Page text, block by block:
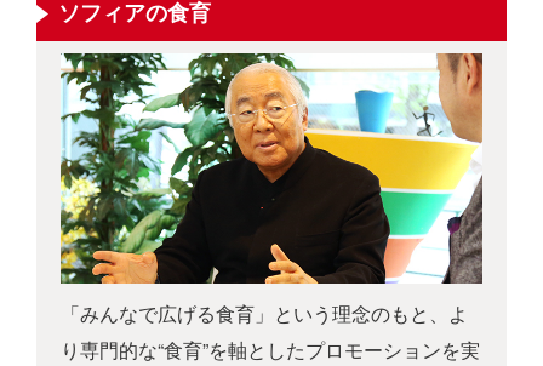
ソフィアの食育
「みんなで広げる食育」という理念のもと、よ
り専門的な“食育”を軸としたプロモーションを実